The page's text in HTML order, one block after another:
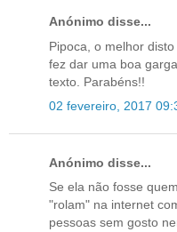
Anónimo disse...
Pipoca, o melhor
fez dar uma boa
texto. Parabéns!!
02 fevereiro, 2017
Anónimo disse...
Se ela não fosse
"rolam" na internet
pessoas sem gosto